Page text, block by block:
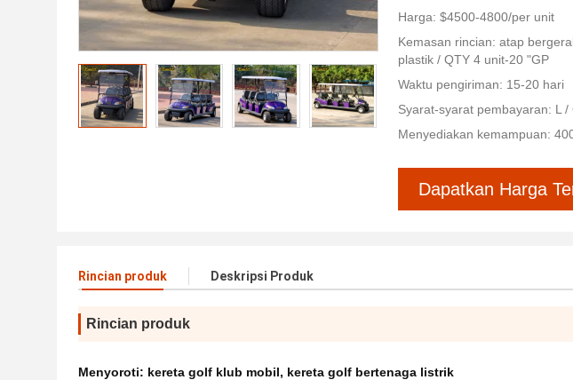
Harga: $4500-4800/per unit
Kemasan rincian: atap
plastik / QTY 4 unit-20 "GP
Waktu pengiriman: 15-20 hari
Syarat-syarat pembayaran: L /
Menyediakan kemampuan:
Dapatkan Harga
Rincian produk Deskripsi Produk
Rincian produk
Menyoroti: kereta golf klub mobil, kereta golf bertenaga listrik